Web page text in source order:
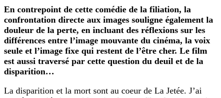
En contrepoint de cette comédie de la filiation, la
confrontation directe aux images souligne également la
douleur de la perte, en incluant des réflexions sur les
différences entre l’image mouvante du cinéma, la voix
seule et l’image fixe qui restent de l’être cher. Le film
est aussi traversé par cette question du deuil et de la
disparition…
La disparition et la mort sont au coeur de La Jetée. J’ai